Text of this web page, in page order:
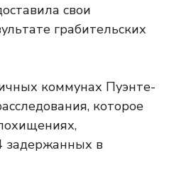
свои
грабительских
коммунах Пуэнте-
которое
задержанных в